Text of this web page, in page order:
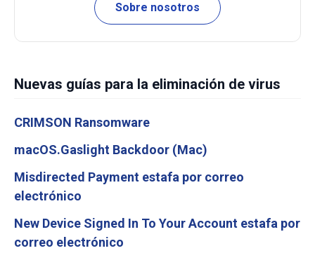
Sobre nosotros
Nuevas guías para la eliminación de virus
CRIMSON Ransomware
macOS.Gaslight Backdoor (Mac)
Misdirected Payment estafa por correo
electrónico
New Device Signed In To Your Account estafa por
correo electrónico